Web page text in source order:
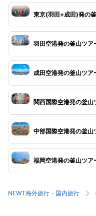
東京(羽田+成田)発の
羽田空港発の釜山ツア
成田空港発の釜山ツア
関西国際空港発の釜山
中部国際空港発の釜山
福岡空港発の釜山ツア
NEWT海外旅行・国内旅行